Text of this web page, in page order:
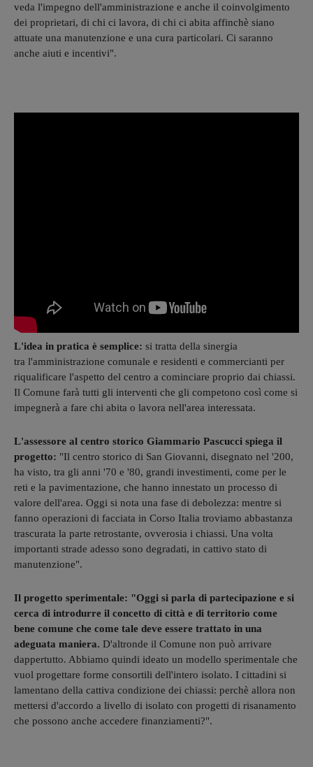
veda l'impegno dell'amministrazione e anche il coinvolgimento
dei proprietari, di chi ci lavora, di chi ci abita affinchè siano
attuate una manutenzione e una cura particolari. Ci saranno
anche aiuti e incentivi".
L'idea in pratica è semplice: si tratta della sinergia
tra l'amministrazione comunale e residenti e commercianti per
riqualificare l'aspetto del centro a cominciare proprio dai chiassi.
Il Comune farà tutti gli interventi che gli competono così come si
impegnerà a fare chi abita o lavora nell'area interessata.
L'assessore al centro storico Giammario Pascucci spiega il
progetto: "Il centro storico di San Giovanni, disegnato nel '200,
ha visto, tra gli anni '70 e '80, grandi investimenti, come per le
reti e la pavimentazione, che hanno innestato un processo di
valore dell'area. Oggi si nota una fase di debolezza: mentre si
fanno operazioni di facciata in Corso Italia troviamo abbastanza
trascurata la parte retrostante, ovverosia i chiassi. Una volta
importanti strade adesso sono degradati, in cattivo stato di
manutenzione".
Il progetto sperimentale: "Oggi si parla di partecipazione e si
cerca di introdurre il concetto di città e di territorio come
bene comune che come tale deve essere trattato in una
adeguata maniera. D'altronde il Comune non può arrivare
dappertutto. Abbiamo quindi ideato un modello sperimentale che
vuol progettare forme consortili dell'intero isolato. I cittadini si
lamentano della cattiva condizione dei chiassi: perchè allora non
mettersi d'accordo a livello di isolato con progetti di risanamento
che possono anche accedere finanziamenti?".